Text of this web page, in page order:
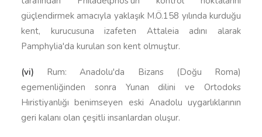
güçlendirmek amacıyla yaklaşık M.Ö.158 yılında kurduğu
kent, kurucusuna izafeten Attaleia adını alarak
Pamphylia'da kurulan son kent olmuştur.
(vi) Rum: Anadolu'da Bizans (Doğu Roma)
egemenliğinden sonra Yunan dilini ve Ortodoks
Hıristiyanlığı benimseyen eski Anadolu uygarlıklarının
geri kalanı olan çeşitli insanlardan oluşur.